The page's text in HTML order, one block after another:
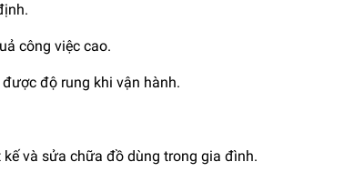
công việc cao.
độ rung khi vận hành.
và sửa chữa đồ dùng trong gia đình.